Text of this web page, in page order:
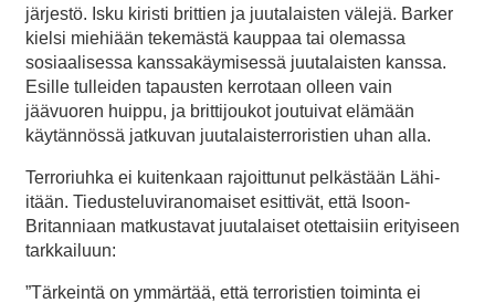
järjestö. Isku kiristi brittien ja juutalaisten välejä. Barker
kielsi miehiään tekemästä kauppaa tai olemassa
sosiaalisessa kanssakäymisessä juutalaisten kanssa.
Esille tulleiden tapausten kerrotaan olleen vain
jäävuoren huippu, ja brittijoukot joutuivat elämään
käytännössä jatkuvan juutalaisterroristien uhan alla.
Terroriuhka ei kuitenkaan rajoittunut pelkästään Lähi-
itään. Tiedusteluviranomaiset esittivät, että Isoon-
Britanniaan matkustavat juutalaiset otettaisiin erityiseen
tarkkailuun:
”Tärkeintä on ymmärtää, että terroristien toiminta ei